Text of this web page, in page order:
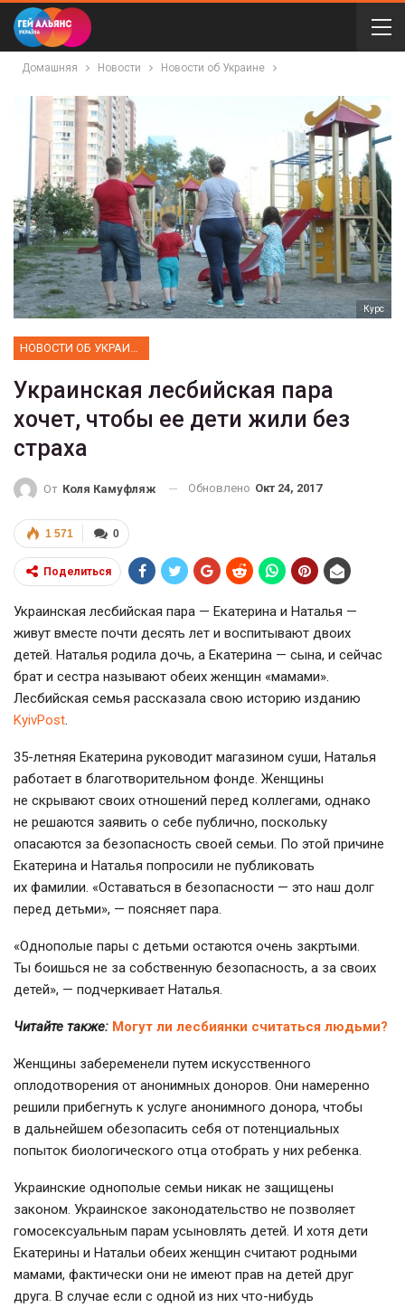
Домашняя Новости Новости об Украине
Курс
НОВОСТИ ОБ УКРАИНЕ
Украинская лесбийская пара
хочет, чтобы ее дети жили без
страха
От Коля Камуфляж Обновлено Окт 24, 2017
0
1 571
Поделиться
Украинская лесбийская пара — Екатерина и Наталья —
живут вместе почти десять лет и воспитывают двоих
детей. Наталья родила дочь, а Екатерина — сына, и сейчас
брат и сестра называют обеих женщин «мамами».
Лесбийская семья рассказала свою историю изданию
KyivPost.
35-летняя Екатерина руководит магазином суши, Наталья
работает в благотворительном фонде. Женщины
не скрывают своих отношений перед коллегами, однако
не решаются заявить о себе публично, поскольку
опасаются за безопасность своей семьи. По этой причине
Екатерина и Наталья попросили не публиковать
их фамилии. «Оставаться в безопасности — это наш долг
перед детьми», — поясняет пара.
«Однополые пары с детьми остаются очень закртыми.
Ты боишься не за собственную безопасность, а за своих
детей», — подчеркивает Наталья.
Читайте также: Могут ли лесбиянки считаться людьми?
Женщины забеременели путем искусственного
оплодотворения от анонимных доноров. Они намеренно
решили прибегнуть к услуге анонимного донора, чтобы
в дальнейшем обезопасить себя от потенциальных
попыток биологического отца отобрать у них ребенка.
Украинские однополые семьи никак не защищены
законом. Украинское законодательство не позволяет
гомосексуальным парам усыновлять детей. И хотя дети
Екатерины и Натальи обеих женщин считают родными
мамами, фактически они не имеют прав на детей друг
друга. В случае если с одной из них что-нибудь